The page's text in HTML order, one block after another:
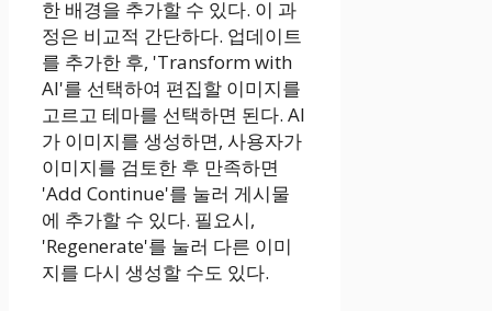
한 배경을 추가할 수 있다. 이 과
정은 비교적 간단하다. 업데이트
를 추가한 후, 'Transform with
AI'를 선택하여 편집할 이미지를
고르고 테마를 선택하면 된다. AI
가 이미지를 생성하면, 사용자가
이미지를 검토한 후 만족하면
'Add Continue'를 눌러 게시물
에 추가할 수 있다. 필요시,
'Regenerate'를 눌러 다른 이미
지를 다시 생성할 수도 있다.